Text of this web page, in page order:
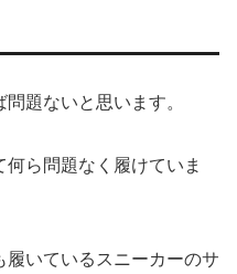
題ないと思います。
ら問題なく履けていま
いているスニーカーのサ